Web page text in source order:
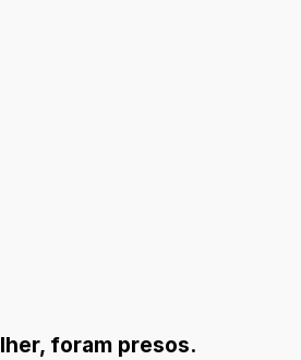
foram presos.